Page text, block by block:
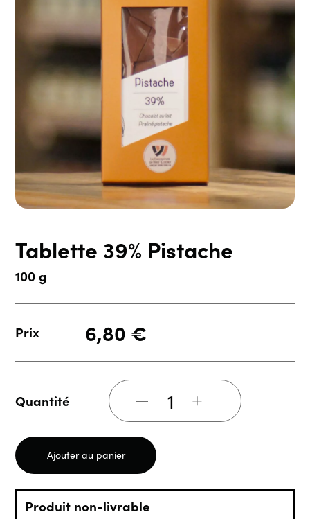
Tablette 39% Pistache
100 g
Prix 6,80 €
Quantité +
Ajouter au panier
Produit non-livrable